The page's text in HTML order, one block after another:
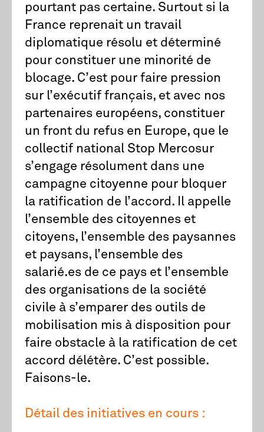
pourtant pas certaine. Surtout si la
France reprenait un travail
diplomatique résolu et déterminé
pour constituer une minorité de
blocage. C’est pour faire pression
sur l’exécutif français, et avec nos
partenaires européens, constituer
un front du refus en Europe, que le
collectif national Stop Mercosur
s’engage résolument dans une
campagne citoyenne pour bloquer
la ratification de l’accord. Il appelle
l’ensemble des citoyennes et
citoyens, l’ensemble des paysannes
et paysans, l’ensemble des
salarié.es de ce pays et l’ensemble
des organisations de la société
civile à s’emparer des outils de
mobilisation mis à disposition pour
faire obstacle à la ratification de cet
accord délétère. C’est possible.
Faisons-le.
Détail des initiatives en cours :